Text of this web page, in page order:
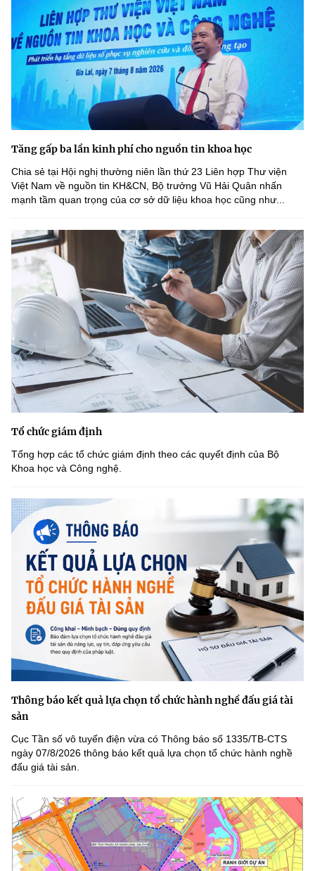
Tăng gấp ba lần kinh phí cho nguồn tin khoa học
Chia sẻ tại Hội nghị thường niên lần thứ 23 Liên hợp Thư viện
Việt Nam về nguồn tin KH&CN, Bộ trưởng Vũ Hải Quân nhấn
mạnh tầm quan trọng của cơ sở dữ liệu khoa học cũng như...
Tổ chức giám định
Tổng hợp các tổ chức giám định theo các quyết định của Bộ
Khoa học và Công nghệ.
Thông báo kết quả lựa chọn tổ chức hành nghề đấu giá tài
sản
Cục Tần số vô tuyến điện vừa có Thông báo số 1335/TB-CTS
ngày 07/8/2026 thông báo kết quả lựa chọn tổ chức hành nghề
đấu giá tài sản.